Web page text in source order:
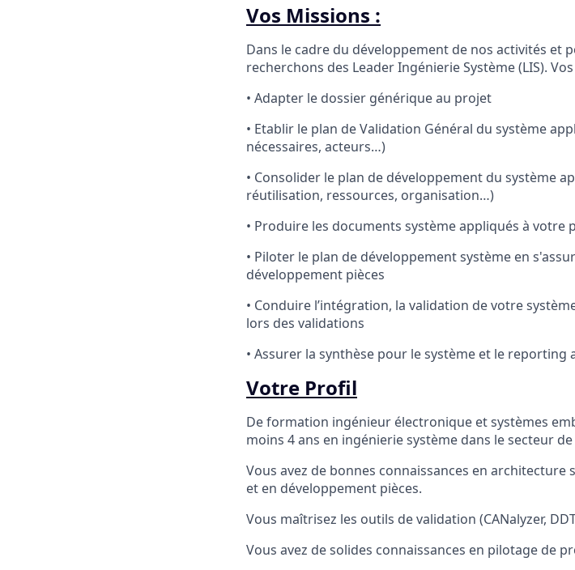
Vos Missions :
Dans le cadre du développement de nos activités et
recherchons des Leader Ingénierie Système (LIS).
• Adapter le dossier générique au projet
• Etablir le plan de Validation Général du système
nécessaires, acteurs…)
• Consolider le plan de développement du système
réutilisation, ressources, organisation…)
• Produire les documents système appliqués à votre
• Piloter le plan de développement système en
développement pièces
• Conduire l’intégration, la validation de votre
lors des validations
• Assurer la synthèse pour le système et le reporting
Votre Profil
De formation ingénieur électronique et systèmes
moins 4 ans en ingénierie système dans le secteur
Vous avez de bonnes connaissances en
et en développement pièces.
Vous maîtrisez les outils de validation (CANalyzer,
Vous avez de solides connaissances en pilotage de